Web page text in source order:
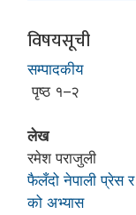
विषयसूची
सम्पादकीय
पृष्ठ १–२
लेख
रमेश पराजुली
फैलँदो नेपाली प्रेस
को अभ्यास